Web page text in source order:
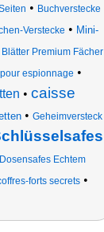
• Buchverstecke
Verstecke • Mini-
Blätter Premium Fächer
espionnage •
• caisse
• Geheimversteck
Echtem
forts secrets •